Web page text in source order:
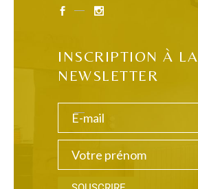
INSCRIPTION À LA
NEWSLETTER